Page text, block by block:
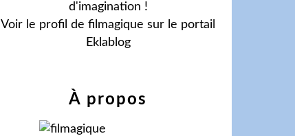
d'imagination !
Voir le profil de filmagique sur le portail
Eklablog
À propos